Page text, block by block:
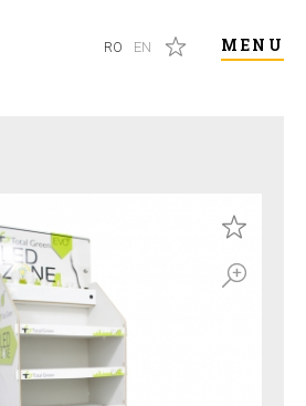
RO EN MENU